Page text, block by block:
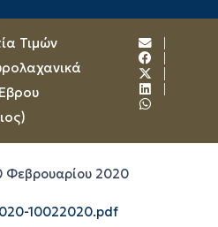
Τιμών
Φεβρουαρίου 2020
10022020.pdf